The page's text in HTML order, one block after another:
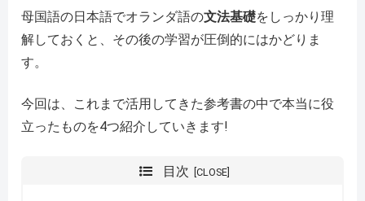
母国語の日本語でオランダ語の文法基礎をしっかり理
解しておくと、その後の学習が圧倒的にはかどりま
す。
今回は、これまで活用してきた参考書の中で本当に役
立ったものを4つ紹介していきます!
目次